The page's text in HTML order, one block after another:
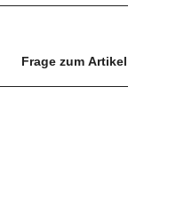
Frage zum Artikel